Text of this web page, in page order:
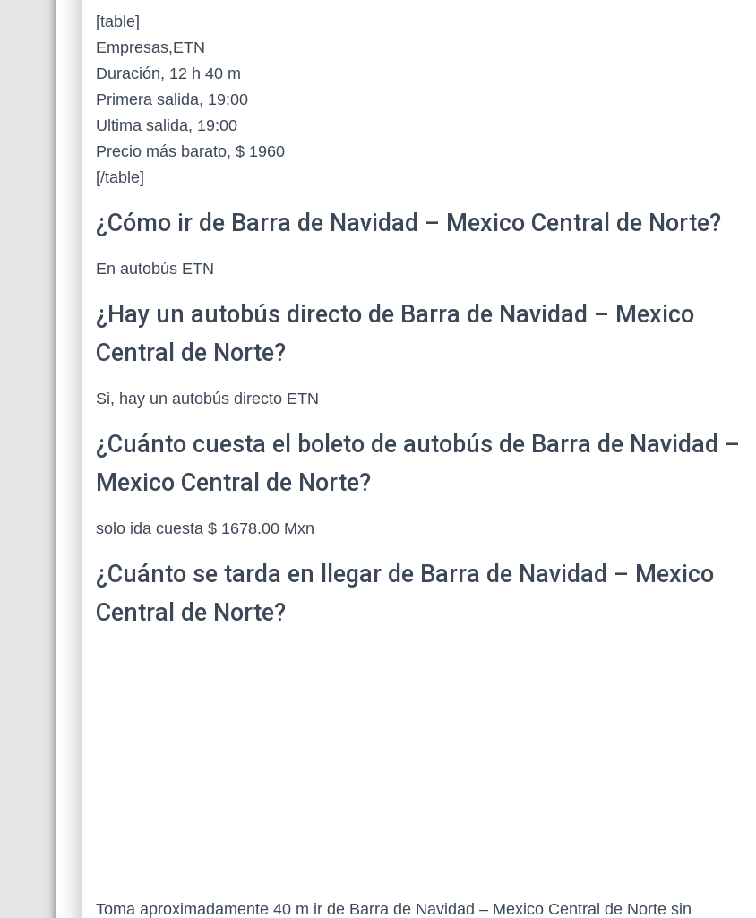
[table]
Empresas,ETN
Duración, 12 h 40 m
Primera salida, 19:00
Ultima salida, 19:00
Precio más barato, $ 1960
[/table]
¿Cómo ir de Barra de Navidad – Mexico Central de Norte?
En autobús ETN
¿Hay un autobús directo de Barra de Navidad – Mexico
Central de Norte?
Si, hay un autobús directo ETN
¿Cuánto cuesta el boleto de autobús de Barra de Navidad –
Mexico Central de Norte?
solo ida cuesta $ 1678.00 Mxn
¿Cuánto se tarda en llegar de Barra de Navidad – Mexico
Central de Norte?
Toma aproximadamente 40 m ir de Barra de Navidad – Mexico Central de Norte sin